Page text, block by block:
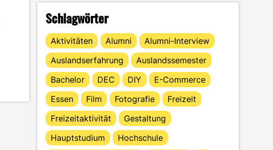
Schlagwörter
Aktivitäten Alumni
Alumni-Interview
Auslandserfahrung
Auslandssemester
Bachelor
DEC DIY
E-Commerce
Essen
Film Fotografie
Freizeit
Freizeitaktivität
Gestaltung
Hauptstudium
Hochschule